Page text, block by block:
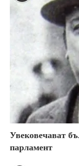
Увековечават
парламент